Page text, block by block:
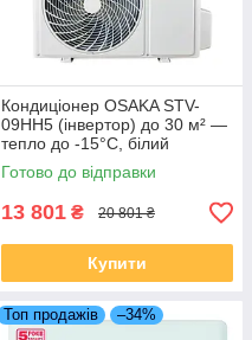
Кондиціонер OSAKA STV-
09HH5 (інвертор) до 30 м² —
тепло до -15°C, білий
Готово до відправки
13 801 ₴ 20 801 ₴
Купити
Топ продажів –34%